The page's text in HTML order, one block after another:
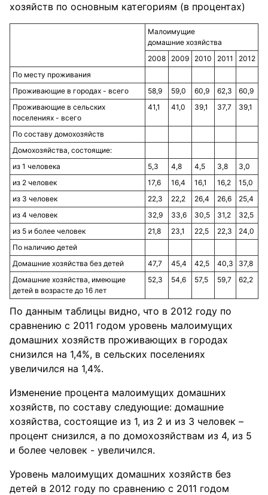
хозяйств по основным категориям (в процентах)
Малоимущие
домашние хозяйства
2008
2009 2010 2011
2012
По месту проживания
Проживающие в городах - всего
58,9 59,0 60,9 62,3
60,9
Проживающие в сельских
поселениях - всего
41,1 41,0 39,1 37,7 39,1
По составу домохозяйств
Домохозяйства, состоящие:
из 1 человека
5,3 4,8 4,5 3,8
3,0
из 2 человек
17,6 16,4 16,1 16,2
15,0
из 3 человек
22,3 22,2 26,4 26,6
25,4
из 4 человек
32,9 33,6 30,5 31,2
32,5
из 5 и более человек
21,8 23,1 22,5 22,3
24,0
По наличию детей
Домашние хозяйства без детей
47,7 45,4 42,5 40,3
37,8
Домашние хозяйства, имеющие
детей в возрасте до 16 лет
52,3 54,6 57,5 59,7 62,2
По данным таблицы видно, что в 2012 году по
сравнению с 2011 годом уровень малоимущих
домашних хозяйств проживающих в городах
снизился на 1,4%, в сельских поселениях
увеличился на 1,4%.
Изменение процента малоимущих домашних
хозяйств, по составу следующие: домашние
хозяйства, состоящие из 1, из 2 и из 3 человек –
процент снизился, а по домохозяйствам из 4, из 5
и более человек - увеличился.
Уровень малоимущих домашних хозяйств без
детей в 2012 году по сравнению с 2011 годом